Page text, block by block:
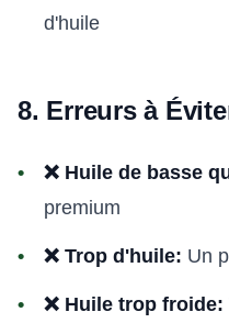
d'huile
8. Erreurs à
❌ Huile de basse
premium
❌ Trop d'huile: Un
❌ Huile trop froide: